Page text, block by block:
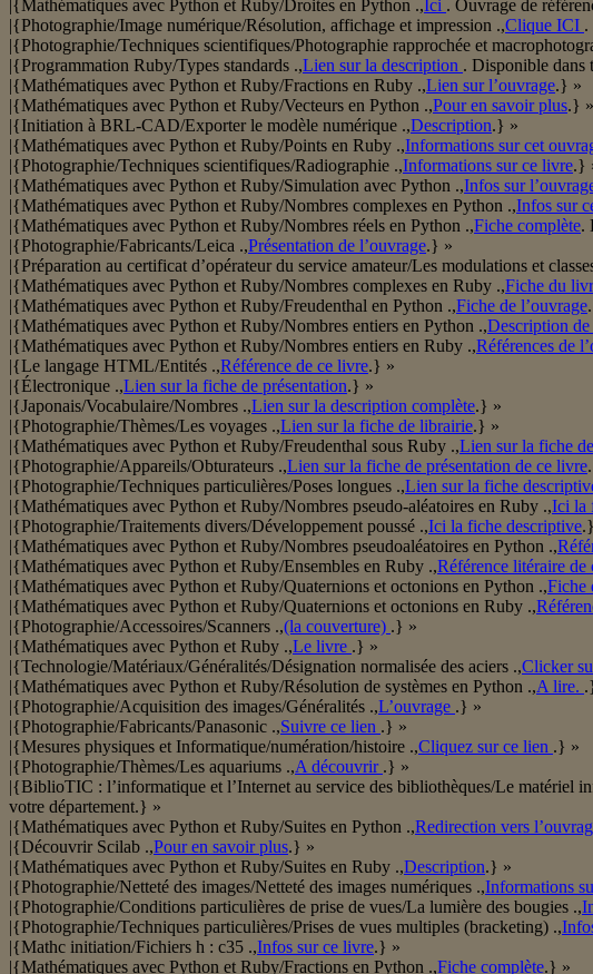
|{Mathématiques avec Python et Ruby/Droites en Python .,Ici . Ouvrage de
|{Photographie/Image numérique/Résolution, affichage et impression .,Clique ICI .
|{Photographie/Techniques scientifiques/Photographie rapprochée et
|{Programmation Ruby/Types standards .,Lien sur la description . Disponible dans
|{Mathématiques avec Python et Ruby/Fractions en Ruby .,Lien sur l’ouvrage.} »
|{Mathématiques avec Python et Ruby/Vecteurs en Python .,Pour en savoir plus.} »
|{Initiation à BRL-CAD/Exporter le modèle numérique .,Description.} »
|{Mathématiques avec Python et Ruby/Points en Ruby .,Informations sur cet
|{Photographie/Techniques scientifiques/Radiographie .,Informations sur ce livre.}
|{Mathématiques avec Python et Ruby/Simulation avec Python .,Infos sur
|{Mathématiques avec Python et Ruby/Nombres complexes en Python .,Infos sur
|{Mathématiques avec Python et Ruby/Nombres réels en Python .,Fiche complète.
|{Photographie/Fabricants/Leica .,Présentation de l’ouvrage.} »
|{Préparation au certificat d’opérateur du service amateur/Les modulations et
|{Mathématiques avec Python et Ruby/Nombres complexes en Ruby .,Fiche du
|{Mathématiques avec Python et Ruby/Freudenthal en Python .,Fiche de l’ouvrage
|{Mathématiques avec Python et Ruby/Nombres entiers en Python .,Description de
|{Mathématiques avec Python et Ruby/Nombres entiers en Ruby .,Références de
|{Le langage HTML/Entités .,Référence de ce livre.} »
|{Électronique .,Lien sur la fiche de présentation.} »
|{Japonais/Vocabulaire/Nombres .,Lien sur la description complète.} »
|{Photographie/Thèmes/Les voyages .,Lien sur la fiche de librairie.} »
|{Mathématiques avec Python et Ruby/Freudenthal sous Ruby .,Lien sur la fiche
|{Photographie/Appareils/Obturateurs .,Lien sur la fiche de présentation de ce livre
|{Photographie/Techniques particulières/Poses longues .,Lien sur la fiche
|{Mathématiques avec Python et Ruby/Nombres pseudo-aléatoires en Ruby .,Ici la
|{Photographie/Traitements divers/Développement poussé .,Ici la fiche descriptive
|{Mathématiques avec Python et Ruby/Nombres pseudoaléatoires en Python .,
|{Mathématiques avec Python et Ruby/Ensembles en Ruby .,Référence litéraire de
|{Mathématiques avec Python et Ruby/Quaternions et octonions en Python .,Fiche
|{Mathématiques avec Python et Ruby/Quaternions et octonions en Ruby .,
|{Photographie/Accessoires/Scanners .,(la couverture) .} »
|{Mathématiques avec Python et Ruby .,Le livre .} »
|{Technologie/Matériaux/Généralités/Désignation normalisée des aciers .,Clicker
|{Mathématiques avec Python et Ruby/Résolution de systèmes en Python .,A lire.
|{Photographie/Acquisition des images/Généralités .,L’ouvrage .} »
|{Photographie/Fabricants/Panasonic .,Suivre ce lien .} »
|{Mesures physiques et Informatique/numération/histoire .,Cliquez sur ce lien .} »
|{Photographie/Thèmes/Les aquariums .,A découvrir .} »
|{BiblioTIC : l’informatique et l’Internet au service des bibliothèques/Le matériel
votre département.} »
|{Mathématiques avec Python et Ruby/Suites en Python .,Redirection vers
|{Découvrir Scilab .,Pour en savoir plus.} »
|{Mathématiques avec Python et Ruby/Suites en Ruby .,Description.} »
|{Photographie/Netteté des images/Netteté des images numériques .,Informations
|{Photographie/Conditions particulières de prise de vues/La lumière des bougies .,
|{Photographie/Techniques particulières/Prises de vues multiples (bracketing) .,
|{Mathc initiation/Fichiers h : c35 .,Infos sur ce livre.} »
|{Mathématiques avec Python et Ruby/Fractions en Python .,Fiche complète.} »